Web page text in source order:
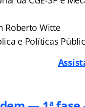
Roberto Witte
e Políticas